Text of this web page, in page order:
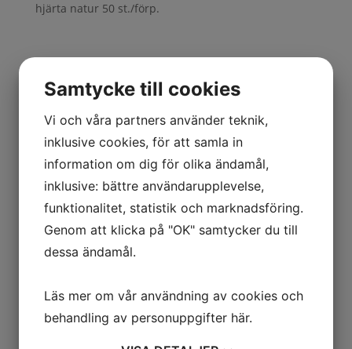
hjärta natur 50 st./förp.
71680 ETIKETT hjärta
natur 50 st./förp.
Etikett hjärta natur, 50 st./förp.
4×4,8cm
Samtycke till cookies
Vi och våra partners använder teknik,
inklusive cookies, för att samla in
information om dig för olika ändamål,
inklusive: bättre användarupplevelse,
funktionalitet, statistik och marknadsföring.
Genom att klicka på "OK" samtycker du till
dessa ändamål.
Läs mer om vår användning av cookies och
behandling av personuppgifter här.